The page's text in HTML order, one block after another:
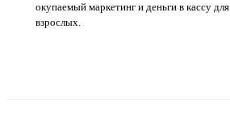
окупаемый маркетинг и деньги в кассу для
взрослых.